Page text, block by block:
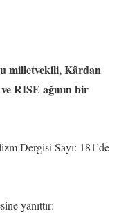
milletvekili, Kârdan
RISE ağının bir
Dergisi Sayı: 181’de
yanıttır: